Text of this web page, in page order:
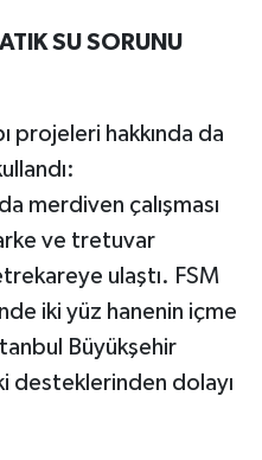
SU SORUNU
projeleri hakkında da
merdiven çalışması
ve tretuvar
ulaştı. FSM
iki yüz hanenin içme
Büyükşehir
desteklerinden dolayı